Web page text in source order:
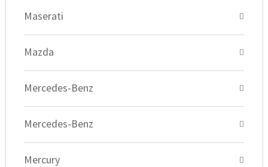
Maserati
Mazda
Mercedes-Benz
Mercedes-Benz
Mercury